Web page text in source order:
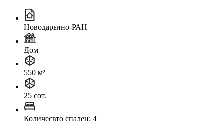
Новодарьино-РАН
Дом
550 м²
25 сот.
Количесвто спален: 4